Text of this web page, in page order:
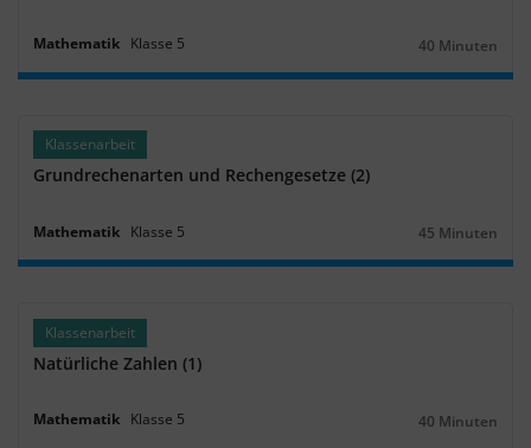
Mathematik Klasse 5
Dauer:
40 Minuten
Klassenarbeit
Grundrechenarten und Rechengesetze (2)
Mathematik Klasse 5
Dauer:
45 Minuten
Klassenarbeit
Natürliche Zahlen (1)
Mathematik Klasse 5
Dauer:
40 Minuten